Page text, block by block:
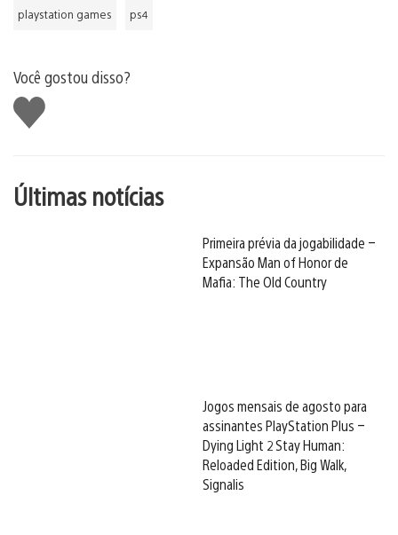
playstation games ps4
Você gostou disso?
Curtir
Últimas notícias
Primeira prévia da jogabilidade –
Expansão Man of Honor de
Mafia: The Old Country
Jogos mensais de agosto para
assinantes PlayStation Plus –
Dying Light 2 Stay Human:
Reloaded Edition, Big Walk,
Signalis